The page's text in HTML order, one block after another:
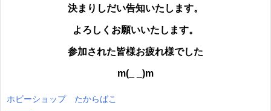
決まりしだい告知いたします。
よろしくお願いいたします。
参加された皆様お疲れ様でした
m(_ _)m
ホビーショップ たからばこ